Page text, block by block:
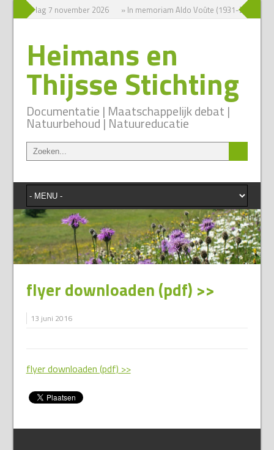
zaterdag 7 november 2026 » In memoriam Aldo Voûte (1931-2026)
Heimans en
Thijsse Stichting
Documentatie | Maatschappelijk debat |
Natuurbehoud | Natuureducatie
flyer downloaden (pdf) >>
13 juni 2016
flyer downloaden (pdf) >>